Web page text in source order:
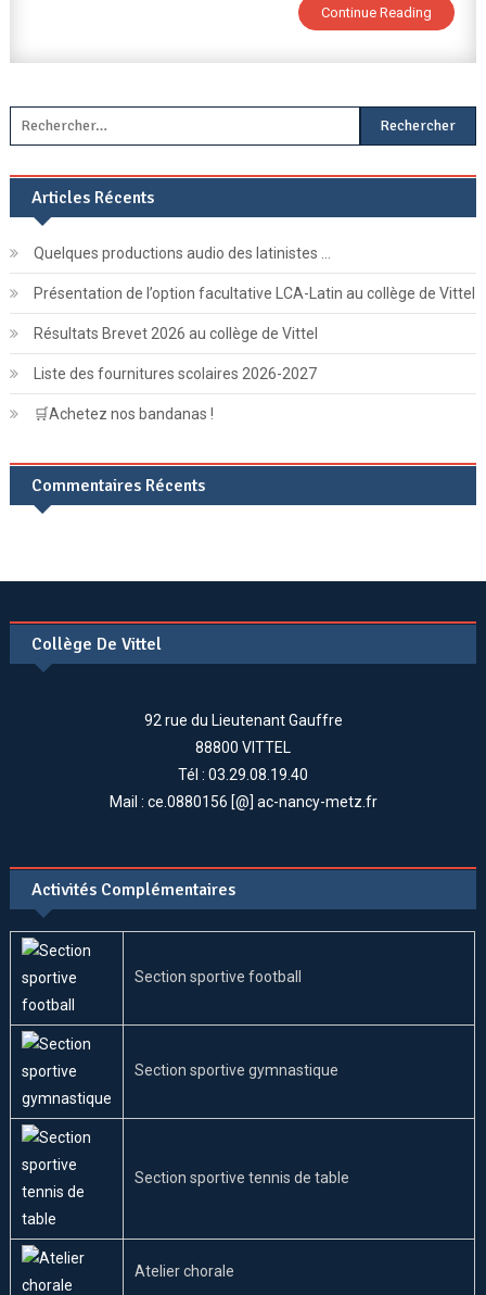
Continue Reading
Rechercher :
Articles Récents
Quelques productions audio des latinistes …
Présentation de l’option facultative LCA-Latin au collège de Vittel
Résultats Brevet 2026 au collège de Vittel
Liste des fournitures scolaires 2026-2027
🛒Achetez nos bandanas !
Commentaires Récents
Collège De Vittel
92 rue du Lieutenant Gauffre
88800 VITTEL
Tél : 03.29.08.19.40
Mail : ce.0880156 [@] ac-nancy-metz.fr
Activités Complémentaires
Section sportive football
Section sportive gymnastique
Section sportive tennis de table
Atelier chorale